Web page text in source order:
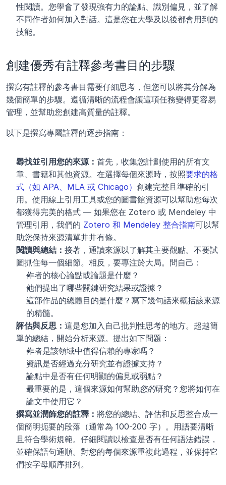
性閱讀。您學會了發現強有力的論點、識別偏見，並了解
不同作者如何加入對話。這是您在大學及以後都會用到的
技能。
創建優秀有註釋參考書目的步驟
撰寫有註釋的參考書目需要仔細思考，但您可以將其分解為
幾個簡單的步驟。遵循清晰的流程會讓這項任務變得更容易
管理，並幫助您創建高質量的註釋。
以下是撰寫專屬註釋的逐步指南：
尋找並引用您的來源： 首先，收集您計劃使用的所有文
章、書籍和其他資源。在選擇每個來源時，按照要求的格
式（如 APA、MLA 或 Chicago） 創建完整且準確的引
用。使用線上引用工具或您的圖書館資源可以幫助您每次
都獲得完美的格式 — 如果您在 Zotero 或 Mendeley 中
管理引用，我們的 Zotero 和 Mendeley 整合指南可以幫
助您保持來源清單井井有條。
閱讀與總結： 接著，通讀來源以了解其主要觀點。不要試
圖抓住每一個細節。相反，要專注於大局。問自己：
作者的核心論點或論題是什麼？
他們提出了哪些關鍵研究結果或證據？
這部作品的總體目的是什麼？寫下幾句話來概括該來源
的精髓。
評估與反思： 這是您加入自己批判性思考的地方。超越簡
單的總結，開始分析來源。提出如下問題：
作者是該領域中值得信賴的專家嗎？
資訊是否經過充分研究並有證據支持？
論點中是否有任何明顯的偏見或弱點？
最重要的是，這個來源如何幫助您的研究？您將如何在
論文中使用它？
撰寫並潤飾您的註釋： 將您的總結、評估和反思整合成一
個簡明扼要的段落（通常為 100-200 字）。用語要清晰
且符合學術規範。仔細閱讀以檢查是否有任何語法錯誤，
並確保語句通順。對您的每個來源重複此過程，並保持它
們按字母順序排列。